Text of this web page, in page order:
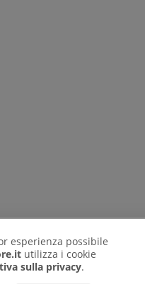
esperienza possibile
utilizza i cookie
sulla privacy.